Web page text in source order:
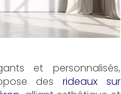
et personnalisés,
desrideaux sur